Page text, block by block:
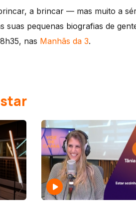
a brincar — mas muito a
suas pequenas biografias de
nas Manhãs da 3.